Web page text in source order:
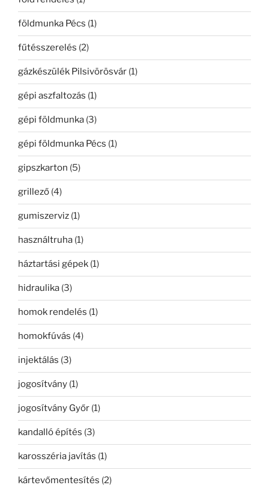
földmunka Pécs (1)
fűtésszerelés (2)
gázkészülék Pilsivörösvár (1)
gépi aszfaltozás (1)
gépi földmunka (3)
gépi földmunka Pécs (1)
gipszkarton (5)
grillező (4)
gumiszerviz (1)
használtruha (1)
háztartási gépek (1)
hidraulika (3)
homok rendelés (1)
homokfúvás (4)
injektálás (3)
jogosítvány (1)
jogosítvány Győr (1)
kandalló építés (3)
karosszéria javítás (1)
kártevőmentesítés (2)